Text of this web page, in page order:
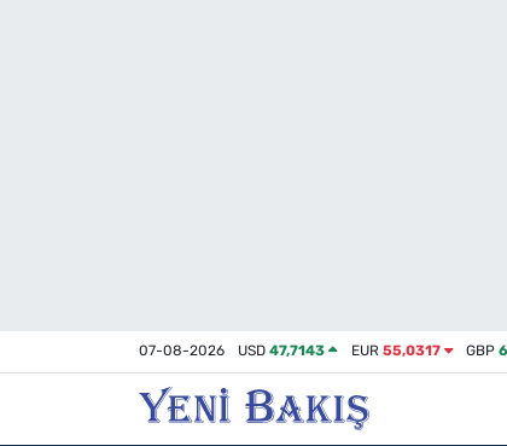
07-08-2026 USD47,7143 EUR 55,0317 GBP
Asayiş / Polis-Adliye